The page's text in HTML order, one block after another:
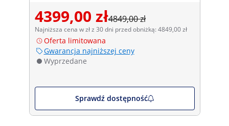
4399,00 zł4849,00 zł
Najniższa cena w zł z 30 dni przed obniżką: 4849,00 zł
Oferta limitowana
Gwarancja najniższej ceny
Wyprzedane
Sprawdź dostępność